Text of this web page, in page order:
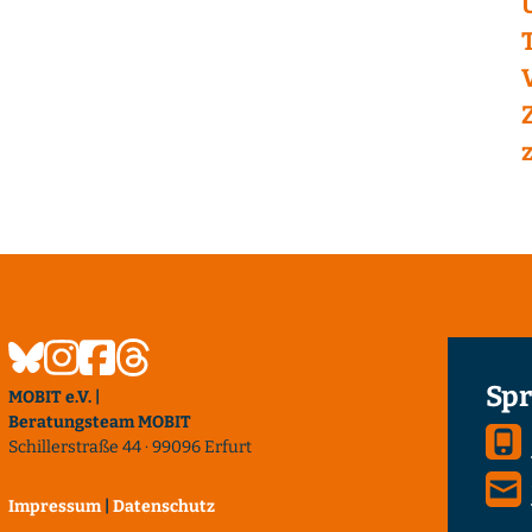
MOBIT e.V. |
Beratungsteam MOBIT
Schillerstraße 44 · 99096 Erfurt
Impressum Datenschutz